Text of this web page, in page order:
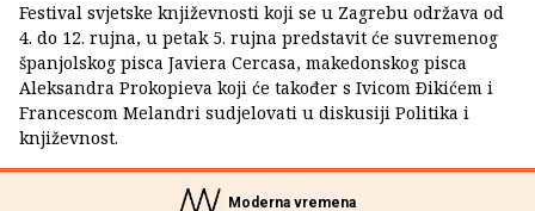
Festival svjetske književnosti koji se u Zagrebu održava od
4. do 12. rujna, u petak 5. rujna predstavit će suvremenog
španjolskog pisca Javiera Cercasa, makedonskog pisca
Aleksandra Prokopieva koji će također s Ivicom Ðikićem i
Francescom Melandri sudjelovati u diskusiji Politika i
književnost.
Moderna vremena